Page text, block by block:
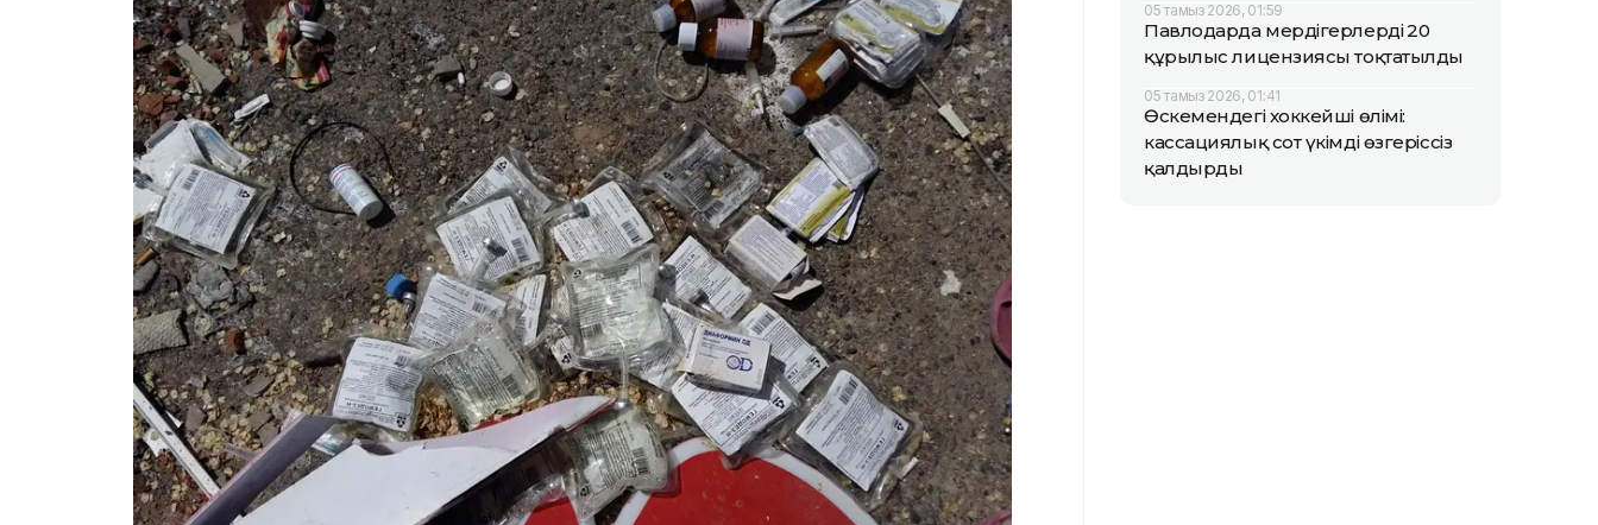
05 тамыз 2026, 01:59
Павлодарда мердігерлердің 20
құрылыс лицензиясы тоқтатылды
05 тамыз 2026, 01:41
Өскемендегі хоккейші өлімі:
кассациялық сот үкімді өзгеріссіз
қалдырды